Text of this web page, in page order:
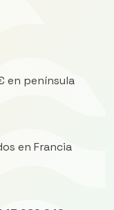
en península
en Francia